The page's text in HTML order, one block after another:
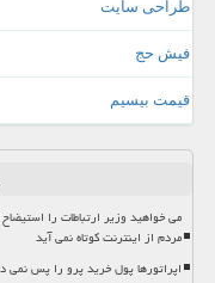
طراحی سایت
فیش حج
قیمت بیسیم
می خواهید وزیر ارتباطات را استیضاح
مردم از اینترنت کوتاه نمی آید
اپراتورها پول خرید پرو را پس نمی